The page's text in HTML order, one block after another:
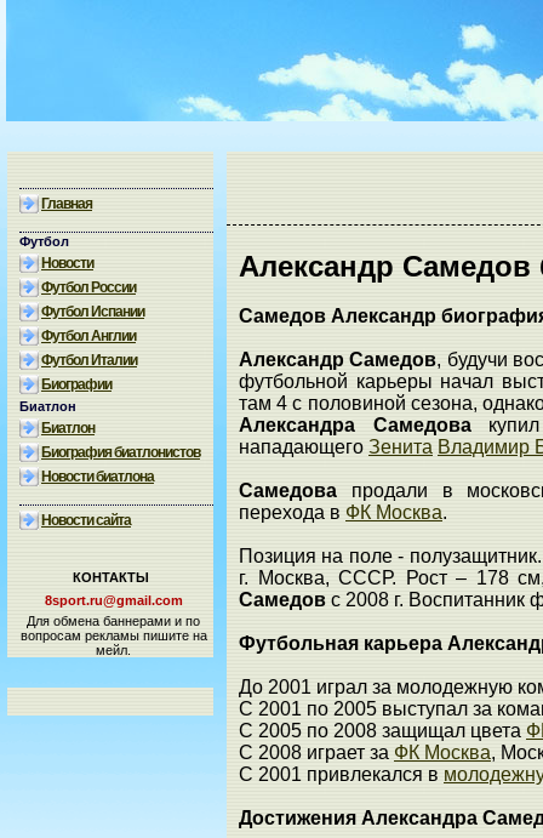
Главная
Футбол
Новости
Футбол России
Футбол Испании
Футбол Англии
Футбол Италии
Биографии
Биатлон
Биатлон
Биография биатлонистов
Новости биатлона
Новости сайта
КОНТАКТЫ
8sport.ru@gmail.com
Для обмена баннерами и по
вопросам рекламы пишите на
мейл.
Александр Самедов
Самедов Александр
Александр Самедов, будучи
футбольной карьеры начал
там 4 с половиной сезона,
Александра Самедовакупил
нападающего Зенита Владимир
Самедова продали в
перехода в ФК Москва.
Позиция на поле -
г. Москва, СССР. Рост – 178
Самедов с 2008 г.
Футбольная карьера
До 2001 играл за молодежную
С 2001 по 2005 выступал за
С 2005 по 2008 защищал цвета
С 2008 играет за ФК Москва,
С 2001 привлекался в
Достижения Александра